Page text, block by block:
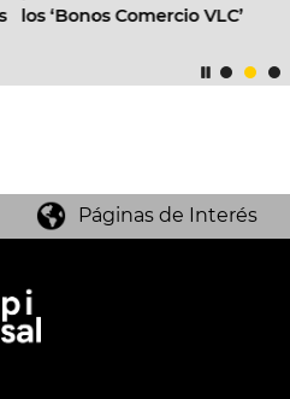
los ‘Bonos Comercio VLC’
Páginas de Interés